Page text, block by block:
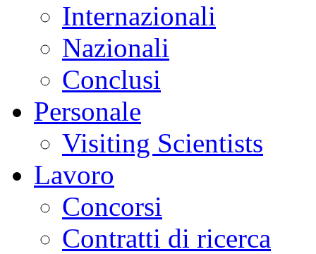
Internazionali
Nazionali
Conclusi
Personale
Visiting Scientists
Lavoro
Concorsi
Contratti di ricerca